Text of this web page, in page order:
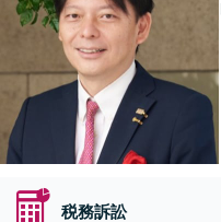
税務訴訟